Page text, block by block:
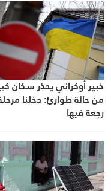
خبير أوكراني يحذر سكان
من حالة طوارئ: دخلنا
رجعة فيها